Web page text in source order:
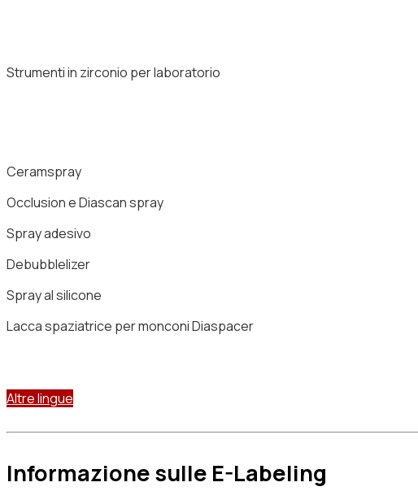
Strumenti in zirconio per laboratorio
Ceramspray
Occlusion e Diascan spray
Spray adesivo
Debubblelizer
Spray al silicone
Lacca spaziatrice per monconi Diaspacer
Altre lingue
Informazione sulle E-Labeling